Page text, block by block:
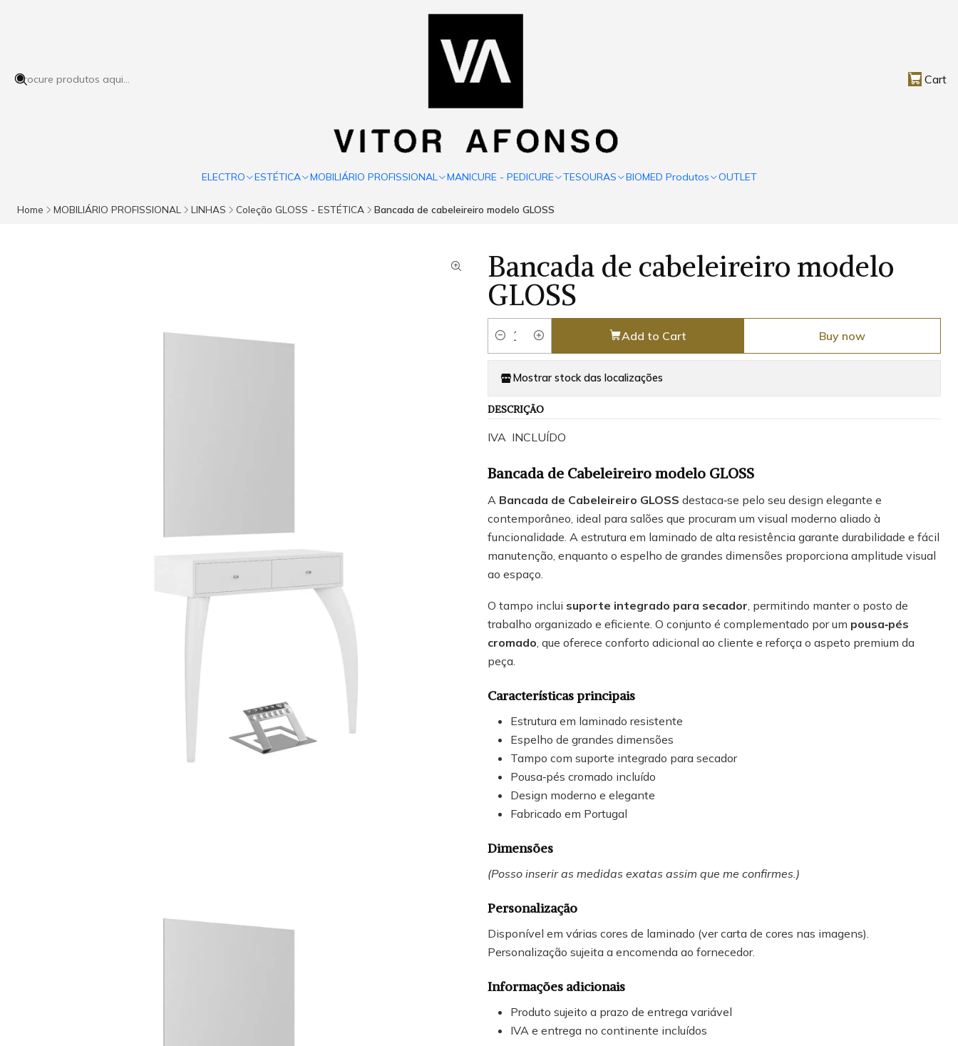
Cart
ELECTRO ESTÉTICA MOBILIÁRIO PROFISSIONAL MANICURE - PEDICURE TESOURAS BIOMED Produtos OUTLET
Home MOBILIÁRIO PROFISSIONAL LINHAS Coleção GLOSS - ESTÉTICA Bancada de cabeleireiro modelo GLOSS
Bancada de cabeleireiro modelo
GLOSS
Quantity
Add to Cart Buy now
Mostrar stock das localizações
DESCRIÇÃO
IVA INCLUÍDO
Bancada de Cabeleireiro modelo GLOSS
A Bancada de Cabeleireiro GLOSS destaca‑se pelo seu design elegante e
contemporâneo, ideal para salões que procuram um visual moderno aliado à
funcionalidade. A estrutura em laminado de alta resistência garante durabilidade e fácil
manutenção, enquanto o espelho de grandes dimensões proporciona amplitude visual
ao espaço.
O tampo inclui suporte integrado para secador , permitindo manter o posto de
trabalho organizado e eficiente. O conjunto é complementado por um pousa‑pés
cromado , que oferece conforto adicional ao cliente e reforça o aspeto premium da
peça.
Características principais
Estrutura em laminado resistente
Espelho de grandes dimensões
Tampo com suporte integrado para secador
Pousa‑pés cromado incluído
Design moderno e elegante
Fabricado em Portugal
Dimensões
(Posso inserir as medidas exatas assim que me confirmes.)
Personalização
Disponível em várias cores de laminado (ver carta de cores nas imagens).
Personalização sujeita a encomenda ao fornecedor.
Informações adicionais
Produto sujeito a prazo de entrega variável
IVA e entrega no continente incluídos